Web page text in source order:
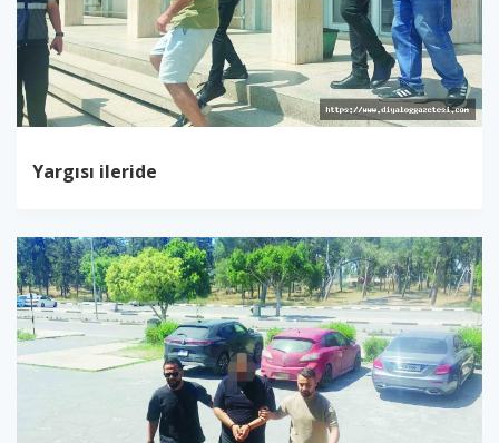
Yargısı ileride